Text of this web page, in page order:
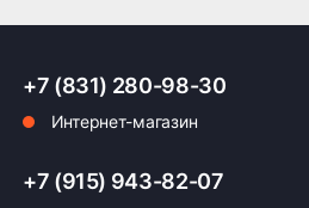
+7 (831) 280-98-30
Интернет-магазин
+7 (915) 943-82-07